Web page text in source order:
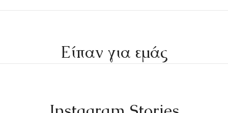
Είπαν για εμάς